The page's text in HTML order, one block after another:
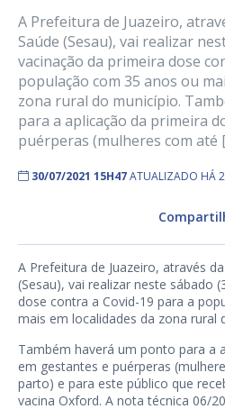
A Prefeitura de Juazeiro,
Saúde (Sesau), vai realizar
vacinação da primeira dose
população com 35 anos ou
zona rural do município.
para a aplicação da primeira
puérperas (mulheres com até
30/07/2021 15H47ATUALIZADO HÁ
A Prefeitura de Juazeiro, através
(Sesau), vai realizar neste sábado
dose contra a Covid-19 para a
mais em localidades da zona rural
Também haverá um ponto para a
em gestantes e puérperas
parto) e para este público que
vacina Oxford. A nota técnica 06/